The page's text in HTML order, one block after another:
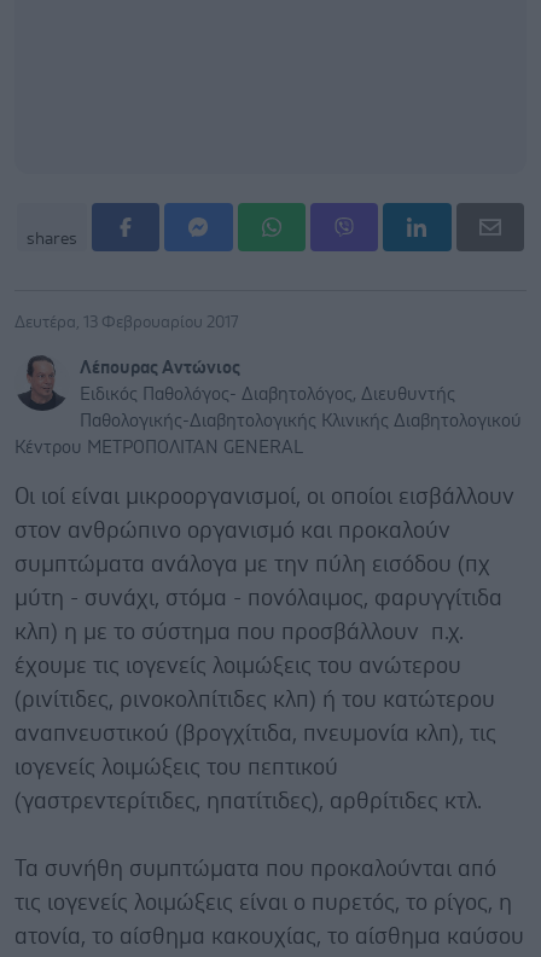
shares
Δευτέρα, 13 Φεβρουαρίου 2017
Λέπουρας Αντώνιος
Ειδικός Παθολόγος- Διαβητολόγος, Διευθυντής
Παθολογικής-Διαβητολογικής Κλινικής Διαβητολογικού
Κέντρου ΜΕΤΡΟΠΟΛΙΤΑΝ GENERAL
Οι ιοί είναι μικροοργανισμοί, οι οποίοι εισβάλλουν
στον ανθρώπινο οργανισμό και προκαλούν
συμπτώματα ανάλογα με την πύλη εισόδου (πχ
μύτη - συνάχι, στόμα - πονόλαιμος, φαρυγγίτιδα
κλπ) η με το σύστημα που προσβάλλουν π.χ.
έχουμε τις ιογενείς λοιμώξεις του ανώτερου
(ρινίτιδες, ρινοκολπίτιδες κλπ) ή του κατώτερου
αναπνευστικού (βρογχίτιδα, πνευμονία κλπ), τις
ιογενείς λοιμώξεις του πεπτικού
(γαστρεντερίτιδες, ηπατίτιδες), αρθρίτιδες κτλ.
Τα συνήθη συμπτώματα που προκαλούνται από
τις ιογενείς λοιμώξεις είναι ο πυρετός, το ρίγος, η
ατονία, το αίσθημα κακουχίας, το αίσθημα καύσου